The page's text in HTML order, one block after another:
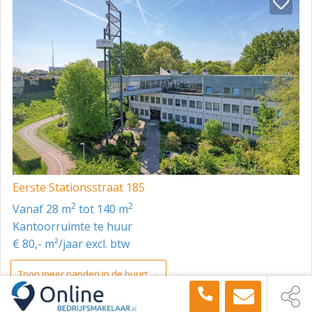
====================
Benieuwd naar alle beschikbare informatie over het
pand? Vraag dan nu, onder de grote contactbutton, de
gratis objectbrochure van de Industrieweg 15 in
Zoetermeer aan en ontvang deze direct in uw
downloadlijst. Uiteraard kunt u ook direct een geheel
vrijblijvende bezichtiging met de beheerder van het
pand inplannen.
Eerste Stationsstraat 185
vanaf 28 m2 tot 140 m2
Kantoorruimte te huur
€ 80,- m²/jaar excl. btw
Toon meer panden in de buurt →